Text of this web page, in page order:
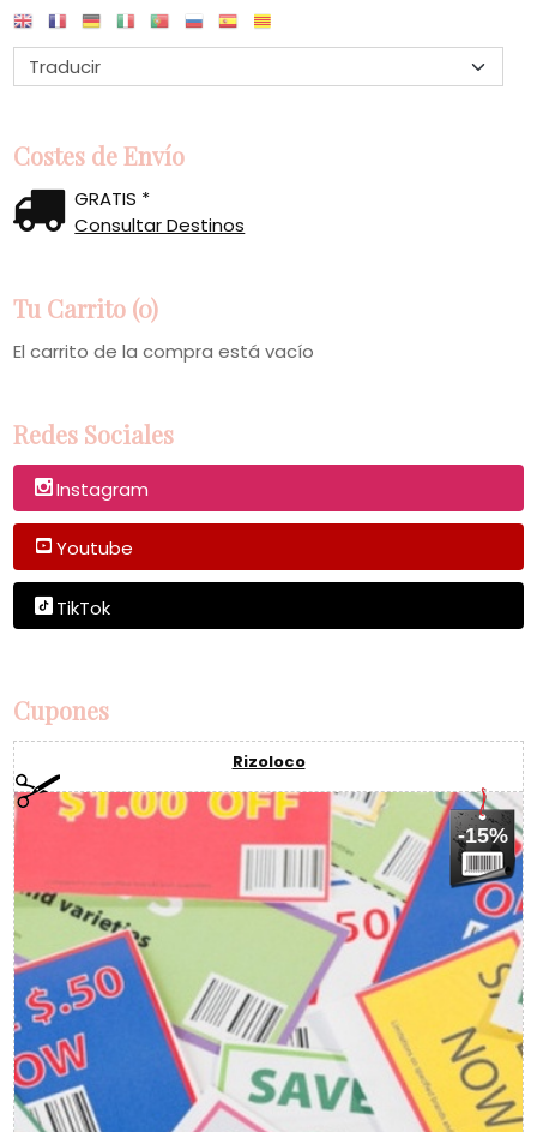
Costes de Envío
GRATIS *
Consultar Destinos
Tu Carrito (0)
El carrito de la compra está vacío
Redes Sociales
Instagram
Youtube
TikTok
Cupones
Rizoloco
-15%